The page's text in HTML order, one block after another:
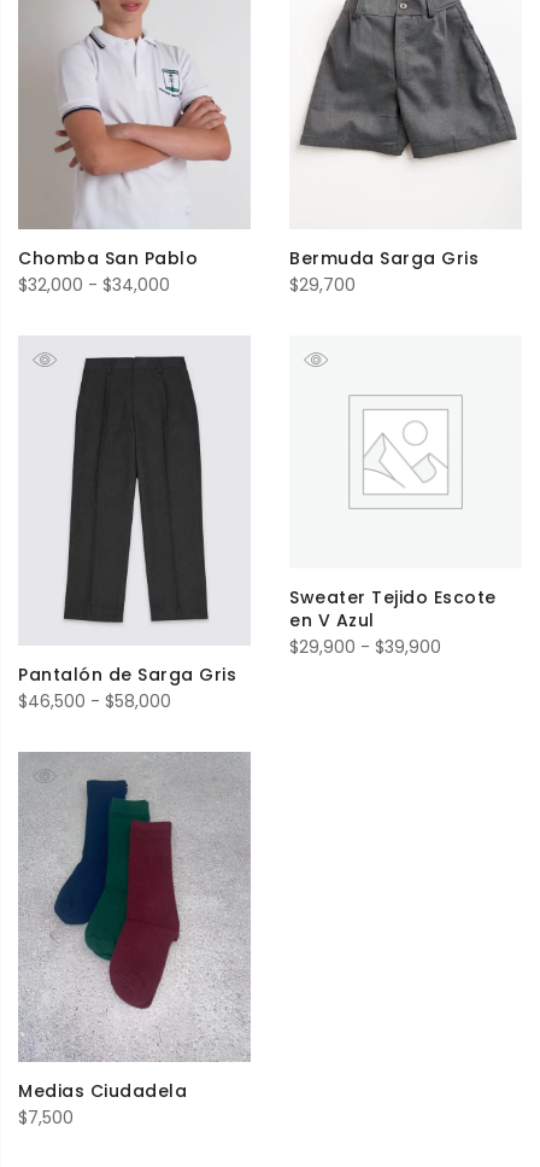
Chomba San Pablo
$32,000 - $34,000
precios:
desde
$32,000
hasta
$34,000
Bermuda Sarga Gris
$29,700
Pantalón de Sarga Gris
$46,500 - $58,000
precios:
desde
$46,500
hasta
$58,000
Sweater Tejido Escote
en V Azul
$29,900 - $39,900
Medias Ciudadela
$7,500